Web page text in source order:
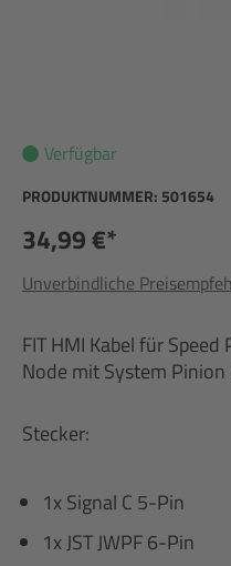
Verfügbar
PRODUKTNUMMER: 501654
34,99 €*
Unverbindliche
FIT HMI Kabel für
Node mit System
Stecker:
1x Signal C 5-Pin
1x JST JWPF 6-Pin